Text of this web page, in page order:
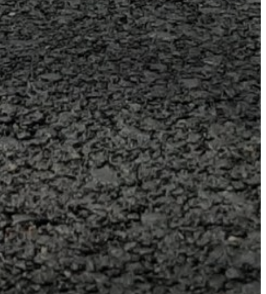
TELEPÜLÉSRENDEZÉS
STRATÉGIÁK
ÉS
KONCEPCIÓK
BEJELENTŐ
VÁROSHÁZA